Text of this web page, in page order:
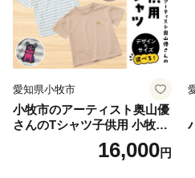
ーーーーーーーーーーーー
【問い合わせ】
受託事業者：一般社団法人
TEL：0980-79-6612 平日09：
00（定休日：土日祝祭日）
Mail：furusato@miyako-
ーーーーーーーーーーーーー
ーーーーーーーーーーーー
愛知県小牧市
小牧市のアーティスト奥山優
さんのTシャツ子供用 小牧市
16,000円